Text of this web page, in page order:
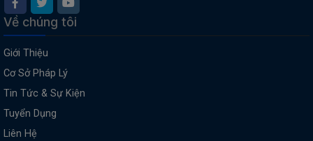
Về chúng tôi
Giới Thiệu
Cơ Sở Pháp Lý
Tin Tức & Sự Kiện
Tuyển Dụng
Liên Hệ